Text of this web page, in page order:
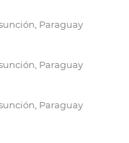
Paraguay
Paraguay
Paraguay